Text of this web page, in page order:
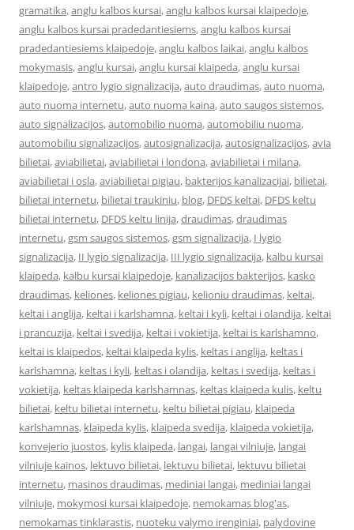
gramatika,anglu kalbos kursai,anglu kalbos kursai klaipedoje,
anglu kalbos kursai pradedantiesiems,anglu kalbos kursai
pradedantiesiems klaipedoje,anglu kalbos laikai,anglu kalbos
mokymasis,anglu kursai,anglu kursai klaipeda,anglu kursai
klaipedoje,antro lygio signalizacija,auto draudimas,auto nuoma,
auto nuoma internetu,auto nuoma kaina,auto saugos sistemos,
auto signalizacijos,automobilio nuoma,automobiliu nuoma,
automobiliu signalizacijos,autosignalizacija,autosignalizacijos,avia
bilietai,aviabilietai,aviabilietai i londona,aviabilietai i milana,
aviabilietai i osla,aviabilietai pigiau, bakterijos kanalizacijai, bilietai,
bilietai internetu, bilietai traukiniu, blog, DFDS keltai, DFDS keltu
bilietai internetu, DFDS keltu linija,draudimas,draudimas
internetu,gsm saugos sistemos,gsm signalizacija, I lygio
signalizacija, II lygio signalizacija, III lygio signalizacija, kalbu kursai
klaipeda, kalbu kursai klaipedoje, kanalizacijos bakterijos, kasko
draudimas, keliones, keliones pigiau, kelioniu draudimas, keltai,
keltai i anglija, keltai i karlshamna, keltai i kyli, keltai i olandija, keltai
i prancuzija, keltai i svedija, keltai i vokietija, keltai is karlshamno,
keltai is klaipedos, keltai klaipeda kylis, keltas i anglija, keltas i
karlshamna, keltas i kyli, keltas i olandija, keltas i svedija, keltas i
vokietija, keltas klaipeda karlshamnas, keltas klaipeda kulis, keltu
bilietai, keltu bilietai internetu, keltu bilietai pigiau, klaipeda
karlshamnas, klaipeda kylis, klaipeda svedija, klaipeda vokietija,
konvejerio juostos, kylis klaipeda, langai, langai vilniuje, langai
vilniuje kainos, lektuvo bilietai, lektuvu bilietai, lektuvu bilietai
internetu, masinos draudimas, mediniai langai, mediniai langai
vilniuje, mokymosi kursai klaipedoje, nemokamas blog'as,
nemokamas tinklarastis, nuoteku valymo irenginiai, palydovine